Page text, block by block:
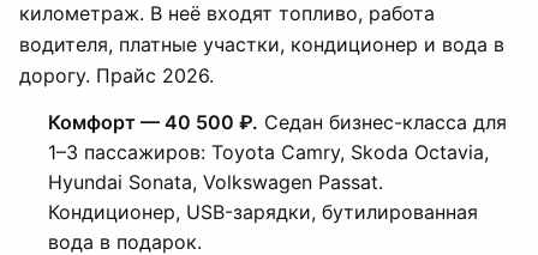
километраж. В неё входят топливо, работа
водителя, платные участки, кондиционер и вода в
дорогу. Прайс 2026.
Комфорт — 40 500 ₽. Седан бизнес-класса для
1–3 пассажиров: Toyota Camry, Skoda Octavia,
Hyundai Sonata, Volkswagen Passat.
Кондиционер, USB-зарядки, бутилированная
вода в подарок.